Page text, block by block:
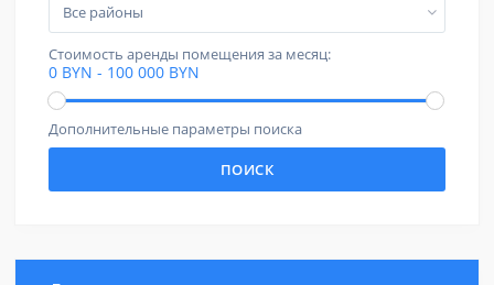
Все районы
Стоимость аренды помещения за месяц:
0 BYN - 100 000 BYN
Дополнительные параметры поиска
ПОИСК